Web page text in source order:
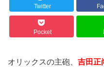
Twitter
Pocket
オリックスの主砲、 吉田正